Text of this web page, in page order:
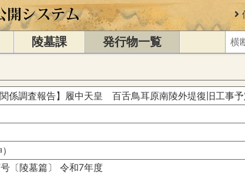
陵墓課 発行物一覧
係調査報告】履中天皇 百舌鳥耳原南陵外堤復旧工事
〔陵墓篇〕 令和7年度